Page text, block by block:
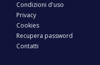
Condizioni d'uso
Privacy
Cookies
Recupera password
Contatti